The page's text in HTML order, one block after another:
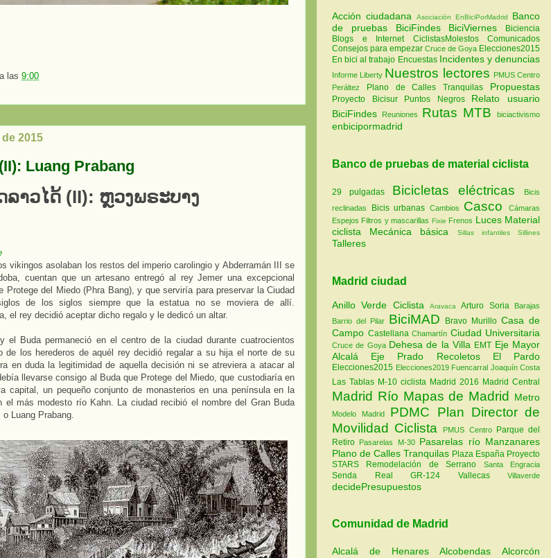
a las 9:00
2015
Luang Prabang
ລາວໄດ້ (II): ຫຼວງພຣະບາງ
vikingos asolaban los restos del imperio carolingio y Abderramán III se
cuentan que un artesano entregó al rey Jemer una excepcional
Protege del Miedo (Phra Bang), y que serviría para preservar la Ciudad
de los siglos siempre que la estatua no se moviera de allí.
el rey decidió aceptar dicho regalo y le dedicó un altar.
el Buda permaneció en el centro de la ciudad durante cuatrocientos
de los herederos de aquél rey decidió regalar a su hija el norte de su
en duda la legitimidad de aquella decisión ni se atreviera a atacar al
llevarse consigo al Buda que Protege del Miedo, que custodiaría en
capital, un pequeño conjunto de monasterios en una península en la
el más modesto río Kahn. La ciudad recibió el nombre del Gran Buda
Luang Prabang.
Acción ciudadana Asociación EnBiciPorMadrid
Banco
de pruebas
BiciFindes BiciViernes
Biciencia
Blogs e Internet
CiclistasMolestos
Comunicados
Consejos para empezar Cruce de Goya Elecciones2015
En bici al trabajo Encuestas Incidentes y denuncias
Informe Liberty Nuestros lectores
PMUS Centro
Peráltez
Plano de Calles Tranquilas Propuestas
Proyecto Bicisur Puntos Negros
Relato usuario
BiciFindes
Reuniones Rutas MTB biciactivismo
enbicipormadrid
Banco de pruebas de material ciclista
29 pulgadas Bicicletas eléctricas
Bicis
reclinadas
Bicis urbanas Cambios Casco
Cámaras
Espejos Filtros y mascarillas Fixie Frenos Luces Material
ciclista
Mecánica básica Sillas infantiles Sillines
Talleres
Madrid ciudad
Anillo Verde Ciclista AravacaArturo Soria
Barajas
Barrio del Pilar BiciMAD Bravo MurilloCasa de
Campo Castellana Chamartín Ciudad Universitaria
Cruce de Goya Dehesa de la Villa EMT Eje Mayor
Alcalá Eje Prado Recoletos El Pardo
Elecciones2015 Elecciones2019 Fuencarral Joaquín Costa
Las Tablas M-10 ciclista Madrid 2016 Madrid Central
Madrid Río Mapas de Madrid Metro
Modelo Madrid PDMC Plan Director de
Movilidad Ciclista
PMUS Centro Parque del
Retiro Pasarelas M-30 Pasarelas río Manzanares
Plano de Calles Tranquilas Plaza España Proyecto
STARS Remodelación de Serrano Santa Engracia
Senda Real GR-124 Vallecas Villaverde
decidePresupuestos
Comunidad de Madrid
Alcalá de HenaresAlcobendas Alcorcón